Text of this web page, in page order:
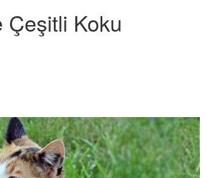
Çeşitli Koku
Tüm İnsanların Ders Çıkarması
Gereken 26 Hayvansever Söz
22.05.2020